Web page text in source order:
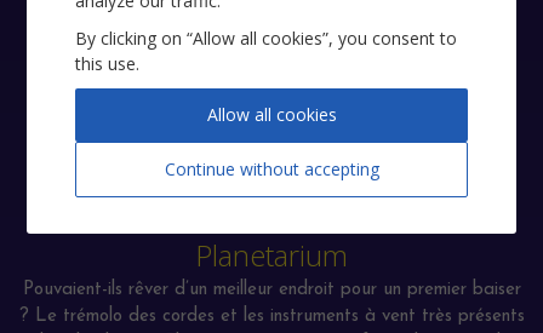
(Emma Stone), City of Stars est rapidement devenue la
chanson phare du film. Elle a été récompensée d’un Oscar et
d’un Golden Globe dans la catégorie meilleure chanson
originale de l’année.
Planetarium
Pouvaient-ils rêver d’un meilleur endroit pour un premier baiser
? Le trémolo des cordes et les instruments à vent très présents
By clicking on “Allow all cookies”, you consent to
this use.
Continue without accepting
Allow all cookies